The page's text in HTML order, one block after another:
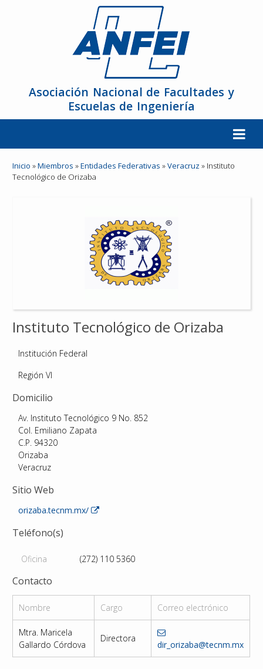
Asociación Nacional de Facultades y
Escuelas de Ingeniería
La ANFEI
Reuniones y Conferencias
Publicaciones
Inicio »Miembros »Entidades Federativas »Veracruz » Instituto
Tecnológico de Orizaba
Instituto Tecnológico de Orizaba
Institución Federal
Región VI
Domicilio
Av. Instituto Tecnológico 9 No. 852
Col. Emiliano Zapata
C.P. 94320
Orizaba
Veracruz
Sitio Web
orizaba.tecnm.mx/
Teléfono(s)
Oficina (272) 110 5360
Contacto
Nombre Cargo Correo electrónico
Mtra. Maricela
Gallardo Córdova
Directora
dir_orizaba@tecnm.mx